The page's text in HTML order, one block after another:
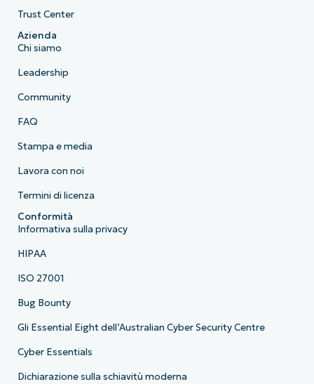
Trust Center
Azienda
Chi siamo
Leadership
Community
FAQ
Stampa e media
Lavora con noi
Termini di licenza
Conformità
Informativa sulla privacy
HIPAA
ISO 27001
Bug Bounty
Gli Essential Eight dell’Australian Cyber Security Centre
Cyber Essentials
Dichiarazione sulla schiavitù moderna